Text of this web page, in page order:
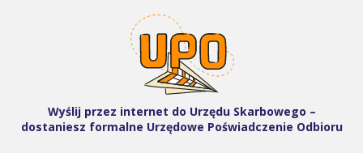
Wyślij przez internet do Urzędu Skarbowego –
dostaniesz formalne Urzędowe Poświadczenie Odbioru